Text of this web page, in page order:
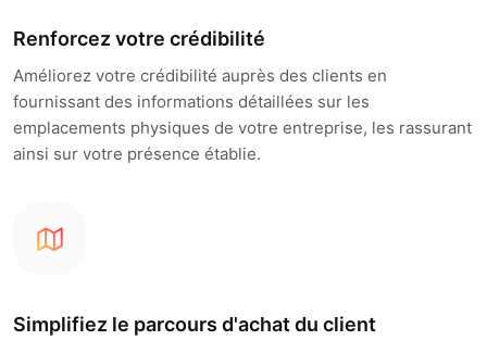
Renforcez votre crédibilité
Améliorez votre crédibilité auprès des clients en
fournissant des informations détaillées sur les
emplacements physiques de votre entreprise, les rassurant
ainsi sur votre présence établie.
Simplifiez le parcours d'achat du client